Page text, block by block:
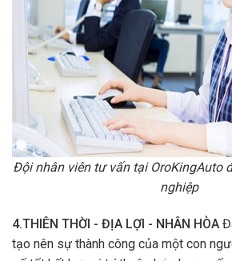
Đội nhân viên tư vấn tại OroKingAuto
nghiệp
4.THIÊN THỜI - ĐỊA LỢI - NHÂN HÒA
tạo nên sự thành công của một con